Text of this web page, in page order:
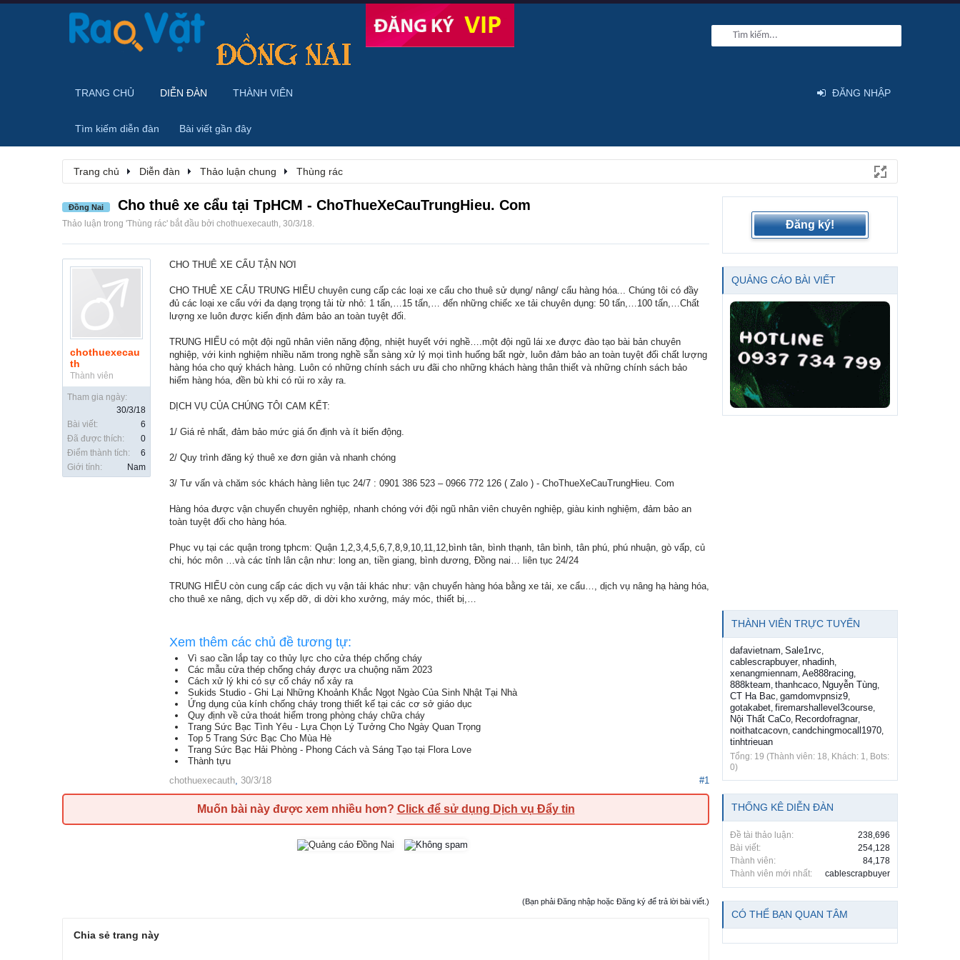
Trang chủ Diễn đàn Thảo luận chung Thùng rác
Đồng Nai Cho thuê xe cẩu tại TpHCM - ChoThueXeCauTrungHieu. Com
Thảo luận trong 'Thùng rác' bắt đầu bởi chothuexecauth, 30/3/18.
chothuexecau
th
Thành viên
Tham gia ngày:
30/3/18
Bài viết:
6
Đã được thích:
0
Điểm thành tích:
6
Giới tính:
Nam
CHO THUÊ XE CẨU TẬN NƠI
CHO THUÊ XE CẨU TRUNG HIẾU chuyên cung cấp các loại xe cẩu cho thuê sử dụng/ nâng/ cẩu hàng hóa... Chúng tôi có đầy
đủ các loại xe cẩu với đa dạng trọng tải từ nhỏ: 1 tấn,…15 tấn,… đến những chiếc xe tải chuyên dụng: 50 tấn,…100 tấn,…Chất
lượng xe luôn được kiển định đảm bảo an toàn tuyệt đối.
TRUNG HIẾU có một đội ngũ nhân viên năng động, nhiệt huyết với nghề….một đội ngũ lái xe được đào tạo bài bản chuyên
nghiệp, với kinh nghiệm nhiều năm trong nghề sẵn sàng xử lý mọi tình huống bất ngờ, luôn đảm bảo an toàn tuyệt đối chất lượng
hàng hóa cho quý khách hàng. Luôn có những chính sách ưu đãi cho những khách hàng thân thiết và những chính sách bảo
hiểm hàng hóa, đền bù khi có rủi ro xảy ra.
DỊCH VỤ CỦA CHÚNG TÔI CAM KẾT:
1/ Giá rẻ nhất, đảm bảo mức giá ổn định và ít biến động.
2/ Quy trình đăng ký thuê xe đơn giản và nhanh chóng
3/ Tư vấn và chăm sóc khách hàng liên tục 24/7 : 0901 386 523 – 0966 772 126 ( Zalo ) - ChoThueXeCauTrungHieu. Com
Hàng hóa được vận chuyển chuyên nghiệp, nhanh chóng với đội ngũ nhân viên chuyên nghiệp, giàu kinh nghiệm, đảm bảo an
toàn tuyệt đối cho hàng hóa.
Phục vụ tại các quận trong tphcm: Quận 1,2,3,4,5,6,7,8,9,10,11,12,bình tân, bình thạnh, tân bình, tân phú, phú nhuận, gò vấp, củ
chi, hóc môn …và các tỉnh lân cận như: long an, tiền giang, bình dương, Đồng nai… liên tục 24/24
TRUNG HIẾU còn cung cấp các dịch vụ vận tải khác như: vận chuyển hàng hóa bằng xe tải, xe cẩu…, dịch vụ nâng hạ hàng hóa,
cho thuê xe nâng, dịch vụ xếp dỡ, di dời kho xưởng, máy móc, thiết bị,…
Xem thêm các chủ đề tương tự:
Vì sao cần lắp tay co thủy lực cho cửa thép chống cháy
Các mẫu cửa thép chống cháy được ưa chuộng năm 2023
Cách xử lý khi có sự cố cháy nổ xảy ra
Sukids Studio - Ghi Lại Những Khoảnh Khắc Ngọt Ngào Của Sinh Nhật Tại Nhà
Ứng dụng của kính chống cháy trong thiết kế tại các cơ sở giáo dục
Quy định về cửa thoát hiểm trong phòng cháy chữa cháy
Trang Sức Bạc Tình Yêu - Lựa Chọn Lý Tưởng Cho Ngày Quan Trọng
Top 5 Trang Sức Bạc Cho Mùa Hè
Trang Sức Bạc Hải Phòng - Phong Cách và Sáng Tạo tại Flora Love
Thành tựu
chothuexecauth, 30/3/18 #1
Muốn bài này được xem nhiều hơn? Click để sử dụng Dịch vụ Đẩy tin
(Bạn phải Đăng nhập hoặc Đăng ký để trả lời bài viết.)
Chia sẻ trang này
Đăng ký!
QUẢNG CÁO BÀI VIẾT
THÀNH VIÊN TRỰC TUYẾN
dafavietnam, Sale1rvc,
cablescrapbuyer, nhadinh,
xenangmiennam, Ae888racing,
888kteam, thanhcaco, Nguyễn Tùng,
CT Ha Bac, gamdomvpnsiz9,
gotakabet, firemarshallevel3course,
Nội Thất CaCo, Recordofragnar,
noithatcacovn, candchingmocall1970,
tinhtrieuan
Tổng: 19 (Thành viên: 18, Khách: 1, Bots:
0)
THỐNG KÊ DIỄN ĐÀN
Đề tài thảo luận:
238,696
Bài viết:
254,128
Thành viên:
84,178
Thành viên mới nhất:
cablescrapbuyer
CÓ THỂ BẠN QUAN TÂM
TRANG CHỦ DIỄN ĐÀN
Tìm kiếm diễn đàn Bài viết gần đây
THÀNH VIÊN ĐĂNG NHẬP